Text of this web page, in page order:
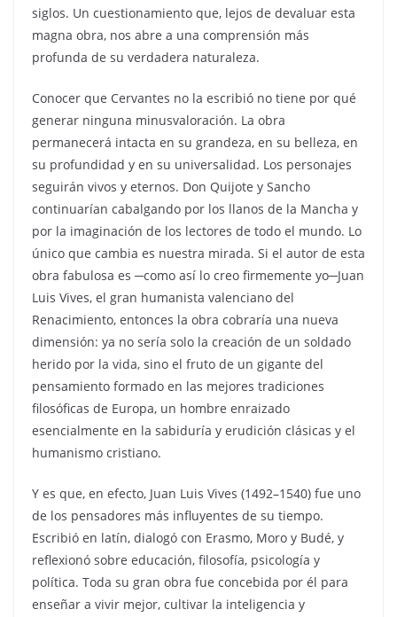
siglos. Un cuestionamiento que, lejos de devaluar esta
magna obra, nos abre a una comprensión más
profunda de su verdadera naturaleza.
Conocer que Cervantes no la escribió no tiene por qué
generar ninguna minusvaloración. La obra
permanecerá intacta en su grandeza, en su belleza, en
su profundidad y en su universalidad. Los personajes
seguirán vivos y eternos. Don Quijote y Sancho
continuarían cabalgando por los llanos de la Mancha y
por la imaginación de los lectores de todo el mundo. Lo
único que cambia es nuestra mirada. Si el autor de esta
obra fabulosa es ─como así lo creo firmemente yo─Juan
Luis Vives, el gran humanista valenciano del
Renacimiento, entonces la obra cobraría una nueva
dimensión: ya no sería solo la creación de un soldado
herido por la vida, sino el fruto de un gigante del
pensamiento formado en las mejores tradiciones
filosóficas de Europa, un hombre enraizado
esencialmente en la sabiduría y erudición clásicas y el
humanismo cristiano.
Y es que, en efecto, Juan Luis Vives (1492–1540) fue uno
de los pensadores más influyentes de su tiempo.
Escribió en latín, dialogó con Erasmo, Moro y Budé, y
reflexionó sobre educación, filosofía, psicología y
política. Toda su gran obra fue concebida por él para
enseñar a vivir mejor, cultivar la inteligencia y